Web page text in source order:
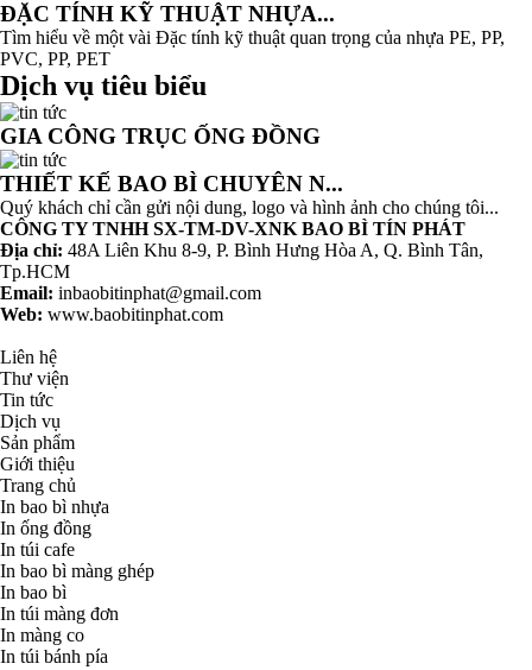
ĐẶC TÍNH KỸ THUẬT NHỰA...
Tìm hiểu về một vài Đặc tính kỹ thuật quan trọng của nhựa PE, PP,
PVC, PP, PET
Dịch vụ tiêu biểu
GIA CÔNG TRỤC ỐNG ĐỒNG
THIẾT KẾ BAO BÌ CHUYÊN N...
Quý khách chỉ cần gửi nội dung, logo và hình ảnh cho chúng tôi...
CÔNG TY TNHH SX-TM-DV-XNK BAO BÌ TÍN PHÁT
Địa chỉ: 48A Liên Khu 8-9, P. Bình Hưng Hòa A, Q. Bình Tân,
Tp.HCM
Email: inbaobitinphat@gmail.com
Web: www.baobitinphat.com
Liên hệ
Thư viện
Tin tức
Dịch vụ
Sản phẩm
Giới thiệu
Trang chủ
In bao bì nhựa
In ống đồng
In túi cafe
In bao bì màng ghép
In bao bì
In túi màng đơn
In màng co
In túi bánh pía